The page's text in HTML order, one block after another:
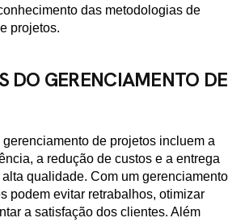
das metodologias de
projetos.
DO GERENCIAMENTO DE
de projetos incluem a
a redução de custos e a entrega
qualidade. Com um gerenciamento
podem evitar retrabalhos, otimizar
a satisfação dos clientes. Além